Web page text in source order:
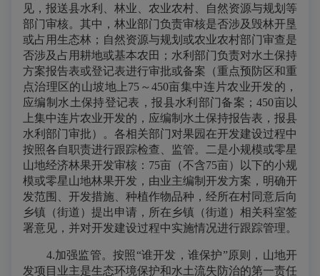
见，报送县水利、林业、农业农村、自然资源与规划等
部门审核。其中，林业部门负责审核是否涉及毁林开垦
或占用生态林；自然资源与规划或农业农村部门审查是
否涉及占用耕地或基本农田；水利部门负责对水土保持
方案报告表或登记表进行审批或备案（重点预防区和重
点治理区的山坡地上75～450亩集中连片农业开发的，
应编制水土保持登记表，报县水利部门备案；450亩以
上集中连片农业开发的，应编制水土保持报告表，报县
水利部门审批）。各相关部门对果园在开发建设过程中
按照各自职责进行跟踪检查、监管。二是小规模或零星
山地经济林果开发审核：75亩（不含75亩）以下的小规
模或零星山地林果开发，由业主编制开发方案，明确开
发范围、开发措施、种植作物品种，经所在村同意后向
乡镇（街道）提出申请，所在乡镇（街道）相关科室签
署意见，并对开发建设过程中实施情况进行跟踪管理。
4.加强监管。按照“谁开发，谁保护”原则，山地开
发项目业主是生态环境保护和水土流失防治的第一责任